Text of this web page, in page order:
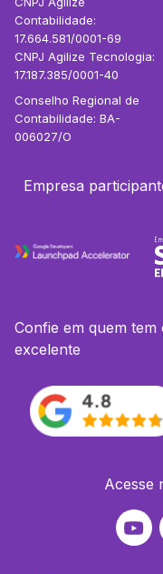
Contabilidade:
17.664.581/0001-69
CNPJ Agilize Tecnologia:
17.187.385/0001-40
Conselho Regional de
Contabilidade: BA-
006027/O
Empresa
Confie em quem
excelente
Acesse